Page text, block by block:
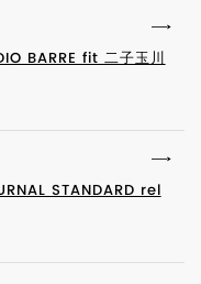
BARRE fit 二子玉川
STANDARD rel